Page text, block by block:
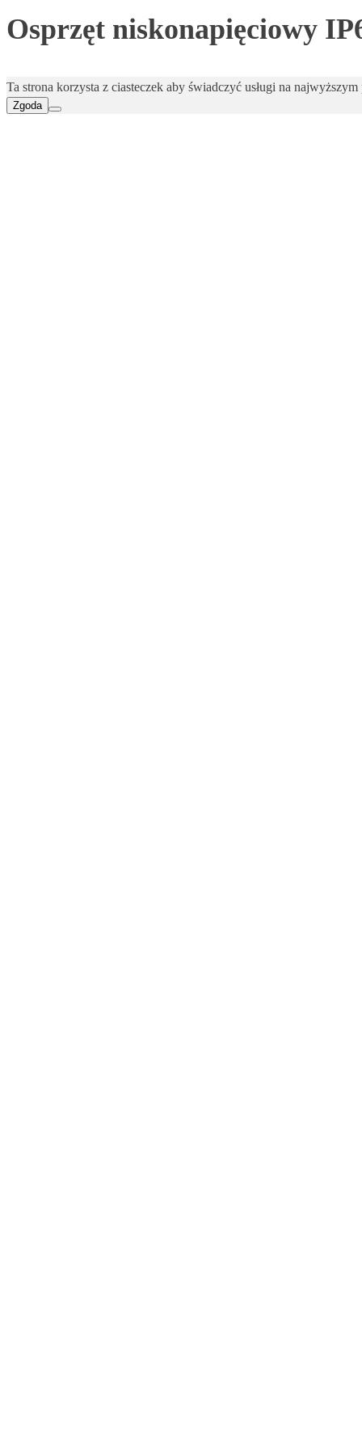
Osprzęt niskonapięciowy
Ta strona korzysta z ciasteczek aby świadczyć usługi na
Zgoda